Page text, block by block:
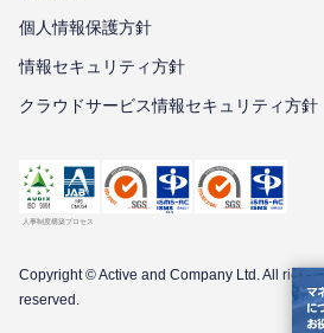
個⼈情報保護⽅針
情報セキュリティ⽅針
クラウドサービス情報セキュリティ方針
Copyright © Active and Company Ltd. All rights
reserved.